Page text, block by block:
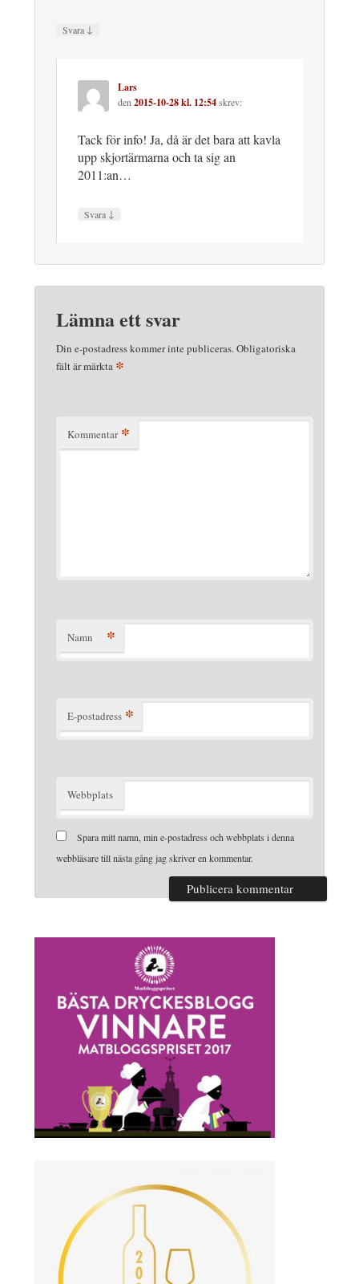
Svara ↓
Lars
den 2015-10-28 kl. 12:54skrev:
Tack för info! Ja, då är det bara att kavla
upp skjortärmarna och ta sig an
2011:an…
Svara ↓
Lämna ett svar
Din e-postadress kommer inte publiceras.Obligatoriska
fält är märkta *
Kommentar *
Namn *
E-postadress *
Webbplats
Spara mitt namn, min e-postadress och webbplats i denna
webbläsare till nästa gång jag skriver en kommentar.